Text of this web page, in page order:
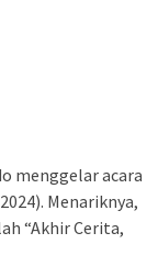
menggelar acara
Menariknya,
“Akhir Cerita,